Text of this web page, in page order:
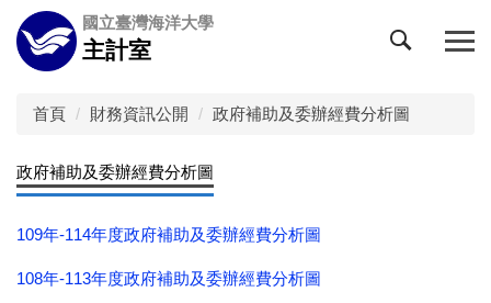
跳
到
主
區
國立臺灣海洋大學
主計室
首頁 財務資訊公開 政府補助及委辦經費分析圖
政府補助及委辦經費分析圖
109年-114年度政府補助及委辦經費分析圖
108年-113年度政府補助及委辦經費分析圖